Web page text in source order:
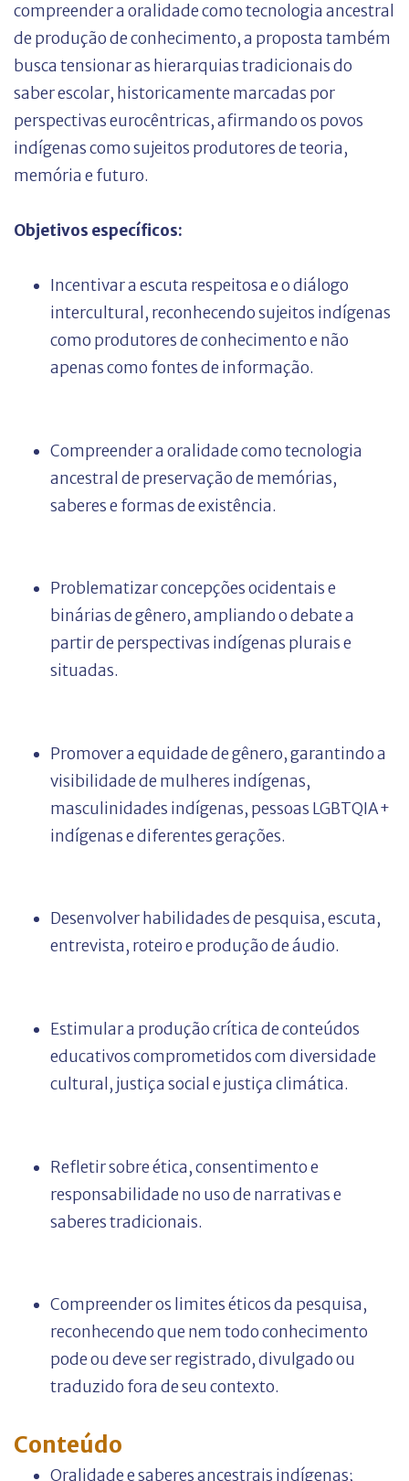
compreender a oralidade como tecnologia ancestral
de produção de conhecimento, a proposta também
busca tensionar as hierarquias tradicionais do
saber escolar, historicamente marcadas por
perspectivas eurocêntricas, afirmando os povos
indígenas como sujeitos produtores de teoria,
memória e futuro.
Objetivos específicos:
Incentivar a escuta respeitosa e o diálogo
intercultural, reconhecendo sujeitos indígenas
como produtores de conhecimento e não
apenas como fontes de informação.
Compreender a oralidade como tecnologia
ancestral de preservação de memórias,
saberes e formas de existência.
Problematizar concepções ocidentais e
binárias de gênero, ampliando o debate a
partir de perspectivas indígenas plurais e
situadas.
Promover a equidade de gênero, garantindo a
visibilidade de mulheres indígenas,
masculinidades indígenas, pessoas LGBTQIA+
indígenas e diferentes gerações.
Desenvolver habilidades de pesquisa, escuta,
entrevista, roteiro e produção de áudio.
Estimular a produção crítica de conteúdos
educativos comprometidos com diversidade
cultural, justiça social e justiça climática.
Refletir sobre ética, consentimento e
responsabilidade no uso de narrativas e
saberes tradicionais.
Compreender os limites éticos da pesquisa,
reconhecendo que nem todo conhecimento
pode ou deve ser registrado, divulgado ou
traduzido fora de seu contexto.
Conteúdo
Oralidade e saberes ancestrais indígenas;